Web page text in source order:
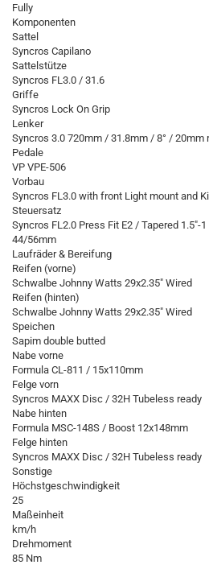
Fully
Komponenten
Sattel
Syncros Capilano
Sattelstütze
Syncros FL3.0 / 31.6
Griffe
Syncros Lock On Grip
Lenker
Syncros 3.0 720mm / 31.8mm / 8° / 20mm
Pedale
VP VPE-506
Vorbau
Syncros FL3.0 with front Light mount and
Steuersatz
Syncros FL2.0 Press Fit E2 / Tapered 1.5"-
44/56mm
Laufräder & Bereifung
Reifen (vorne)
Schwalbe Johnny Watts 29x2.35" Wired
Reifen (hinten)
Schwalbe Johnny Watts 29x2.35" Wired
Speichen
Sapim double butted
Nabe vorne
Formula CL-811 / 15x110mm
Felge vorn
Syncros MAXX Disc / 32H Tubeless ready
Nabe hinten
Formula MSC-148S / Boost 12x148mm
Felge hinten
Syncros MAXX Disc / 32H Tubeless ready
Sonstige
Höchstgeschwindigkeit
25
Maßeinheit
km/h
Drehmoment
85 Nm